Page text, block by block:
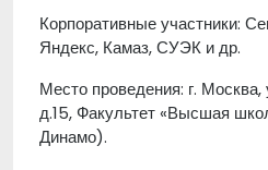
Корпоративные участники:
Яндекс, Камаз, СУЭК и др.
Место проведения: г.
д.15, Факультет «Высшая
Динамо).